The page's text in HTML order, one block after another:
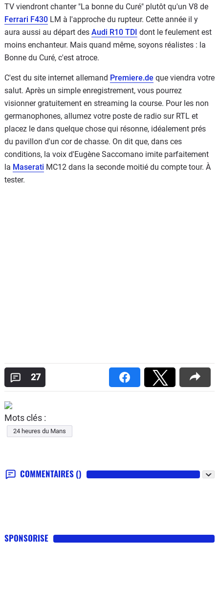
TV viendront chanter "La bonne du Curé" plutôt qu'un V8 de
Ferrari F430 LM à l'approche du rupteur. Cette année il y
aura aussi au départ des Audi R10 TDI dont le feulement est
moins enchanteur. Mais quand même, soyons réalistes : la
Bonne du Curé, c'est atroce.
C'est du site internet allemand Premiere.de que viendra votre
salut. Après un simple enregistrement, vous pourrez
visionner gratuitement en streaming la course. Pour les non
germanophones, allumez votre poste de radio sur RTL et
placez le dans quelque chose qui résonne, idéalement prés
du pavillon d'un cor de chasse. On dit que, dans ces
conditions, la voix d'Eugène Saccomano imite parfaitement
la Maserati MC12 dans la seconde moitié du compte tour. À
tester.
27
Mots clés :
24 heures du Mans
COMMENTAIRES ()
SPONSORISE